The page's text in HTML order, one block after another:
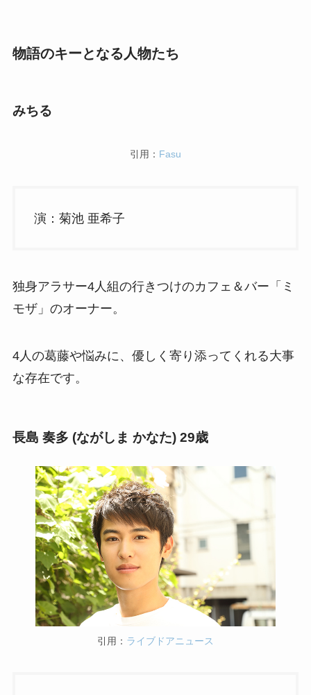
物語のキーとなる人物たち
みちる
引用： Fasu
演：菊池 亜希子
独身アラサー4人組の行きつけのカフェ＆バー「ミ
モザ」のオーナー。
4人の葛藤や悩みに、優しく寄り添ってくれる大事
な存在です。
長島 奏多 (ながしま かなた) 29歳
引用： ライブドアニュース